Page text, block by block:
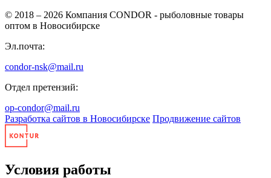
© 2018 – 2026 Компания CONDOR - рыболовные товары
оптом в Новосибирске
Эл.почта:
condor-nsk@mail.ru
Отдел претензий:
op-condor@mail.ru
Разработка сайтов в Новосибирске Продвижение сайтов
Условия работы